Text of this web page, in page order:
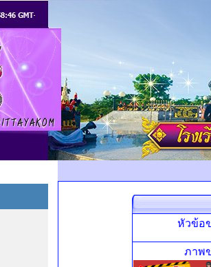
หัวข้อ
ภาพ